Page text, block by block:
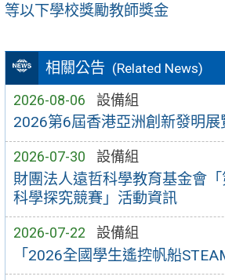
相關公告 (Related News)
2026-08-06 設備組
2026第6屆香港亞洲創新發明展
2026-07-30 設備組
財團法人遠哲科學教育基金會「
科學探究競賽」活動資訊
2026-07-22 設備組
「2026全國學生遙控帆船
等以下學校獎勵教師獎金